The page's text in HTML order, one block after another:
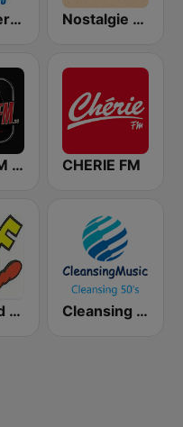
SuperStereo 2 (50's, 60's) Nostalgie 60
Oldies FM Sverige CHERIE FM
Rewound Radio Cleansing 50's